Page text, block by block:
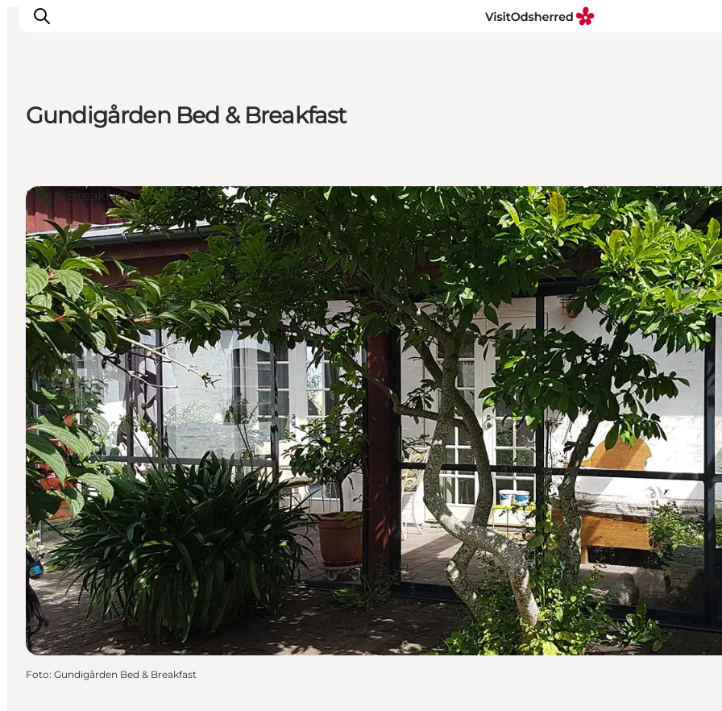
Essen
Unterkünfte
Nützliches
Gundigården Bed & Breakfast
Bed & Breakfast
Foto: Gundigården Bed & Breakfast